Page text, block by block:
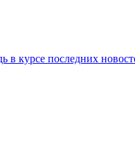
в курсе последних